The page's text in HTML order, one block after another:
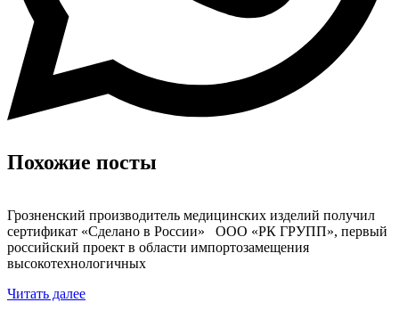
Похожие посты
Грозненский производитель медицинских изделий получил
сертификат «Сделано в России» ООО «РК ГРУПП», первый
российский проект в области импортозамещения
высокотехнологичных
Читать далее